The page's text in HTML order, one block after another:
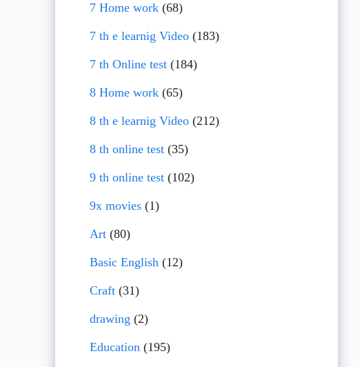
7 Home work (68)
7 th e learnig Video (183)
7 th Online test (184)
8 Home work (65)
8 th e learnig Video (212)
8 th online test (35)
9 th online test (102)
9x movies (1)
Art (80)
Basic English (12)
Craft (31)
drawing (2)
Education (195)